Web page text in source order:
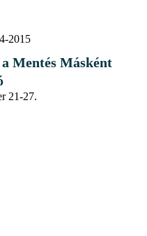
2015
Mentés Másként
21-27.